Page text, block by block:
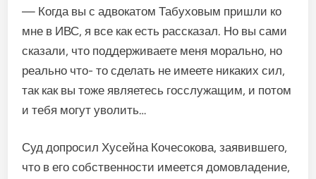
— Когда вы с адвокатом Табуховым пришли ко
мне в ИВС, я все как есть рассказал. Но вы сами
сказали, что поддерживаете меня морально, но
реально что- то сделать не имеете никаких сил,
так как вы тоже являетесь госслу­жащим, и потом
и тебя могут уво­лить…
Суд допросил Хусейна Кочесокова, заявившего,
что в его соб­ственности имеется домовла­дение,